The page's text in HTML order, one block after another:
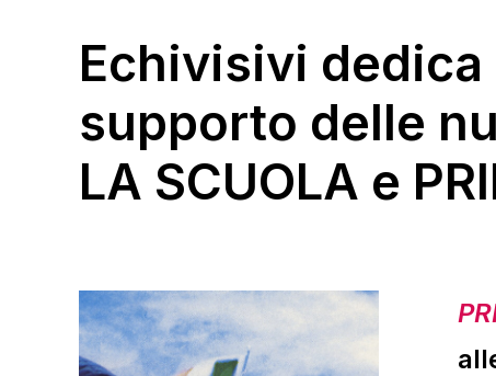
Echivisivi dedica
supporto delle
LA SCUOLA e